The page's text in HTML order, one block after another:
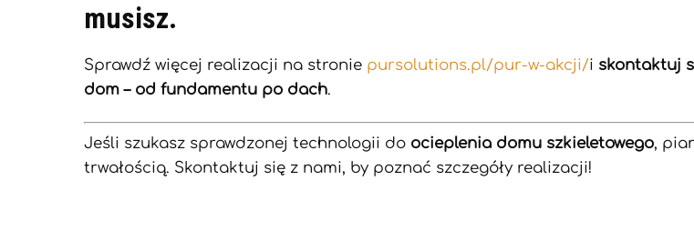
musisz.
Sprawdź więcej realizacji na stronie pursolutions.pl/pur-w-akcji/i skontaktuj
dom – od fundamentu po dach.
Jeśli szukasz sprawdzonej technologii do ocieplenia domu szkieletowego,
trwałością. Skontaktuj się z nami, by poznać szczegóły realizacji!